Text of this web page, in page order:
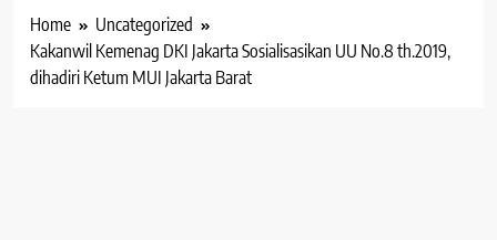
Home
Uncategorized
Kakanwil Kemenag DKI Jakarta Sosialisasikan UU No.8 th.2019,
dihadiri Ketum MUI Jakarta Barat